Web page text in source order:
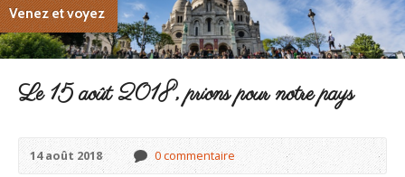
Venez et voyez
Le 15 août 2018, prions pour notre pays
14 août 2018 0 commentaire